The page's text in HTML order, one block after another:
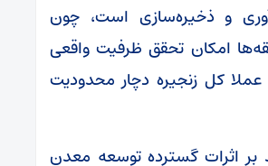
و ذخیره‌سازی است، چون
امکان تحقق ظرفیت واقعی
عملا کل زنجیره دچار محدودیت
بر اثرات گسترده توسعه معدن